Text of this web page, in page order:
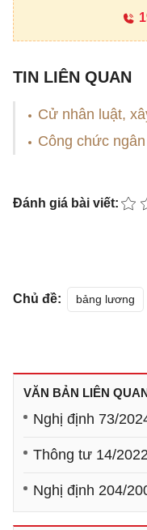
TIN LIÊN QUAN
Cử nhân luật,
Công chức
Đánh giá bài viết:
Chủ đề: bảng lương
VĂN BẢN LIÊN
Nghị định 73/
Thông tư 14/
Nghị định 204/